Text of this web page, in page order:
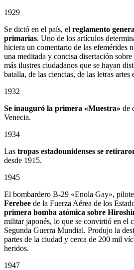
1929
Se dictó en el país, el reglamento
primarias. Uno de los artículos
hiciera un comentario de las efemérides
una meditada y concisa disertación
más ilustres ciudadanos que se hayan
batalla, de las ciencias, de las letras artes
1932
Se inauguró la primera «Muestra» de
Venecia.
1934
Las tropas estadounidenses se
desde 1915.
1945
El bombardero B-29 «Enola Gay»,
Ferebee de la Fuerza Aérea de los
primera bomba atómica sobre
militar japonés, lo que se convirtió en el
Segunda Guerra Mundial. Produjo la
partes de la ciudad y cerca de 200 mil
heridos.
1947